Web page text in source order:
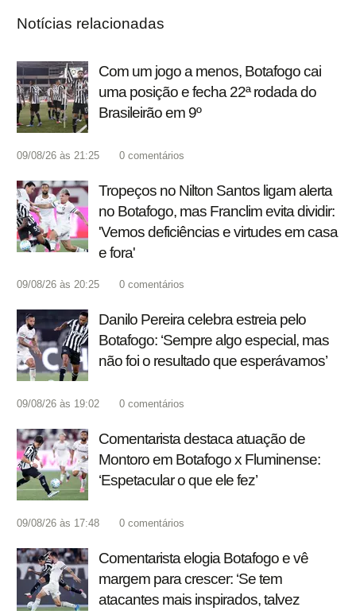
Notícias relacionadas
Com um jogo a menos, Botafogo cai
uma posição e fecha 22ª rodada do
Brasileirão em 9º
09/08/26 às 21:25 0 comentários
Tropeços no Nilton Santos ligam alerta
no Botafogo, mas Franclim evita dividir:
'Vemos deficiências e virtudes em casa
e fora'
09/08/26 às 20:25 0 comentários
Danilo Pereira celebra estreia pelo
Botafogo: ‘Sempre algo especial, mas
não foi o resultado que esperávamos’
09/08/26 às 19:02 0 comentários
Comentarista destaca atuação de
Montoro em Botafogo x Fluminense:
‘Espetacular o que ele fez’
09/08/26 às 17:48 0 comentários
Comentarista elogia Botafogo e vê
margem para crescer: ‘Se tem
atacantes mais inspirados, talvez